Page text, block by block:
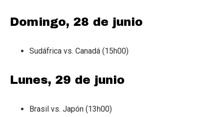
Domingo, 28 de junio
Sudáfrica vs. Canadá (15h00)
Lunes, 29 de junio
Brasil vs. Japón (13h00)